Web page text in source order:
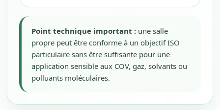
Point technique important : une salle
propre peut être conforme à un objectif ISO
particulaire sans être suffisante pour une
application sensible aux COV, gaz, solvants ou
polluants moléculaires.